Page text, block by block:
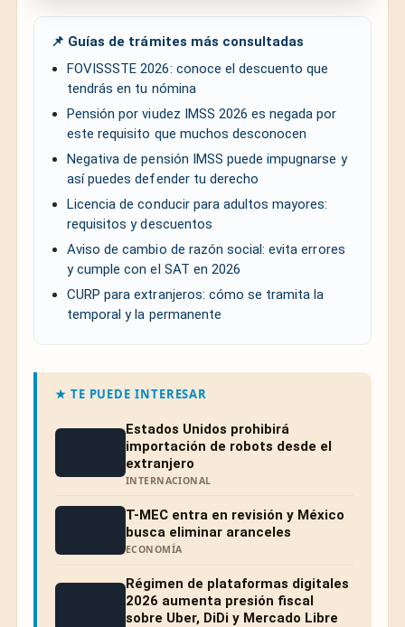
📌 Guías de trámites más consultadas
FOVISSSTE 2026: conoce el descuento que
tendrás en tu nómina
Pensión por viudez IMSS 2026 es negada por
este requisito que muchos desconocen
Negativa de pensión IMSS puede impugnarse y
así puedes defender tu derecho
Licencia de conducir para adultos mayores:
requisitos y descuentos
Aviso de cambio de razón social: evita errores
y cumple con el SAT en 2026
CURP para extranjeros: cómo se tramita la
temporal y la permanente
★ TE PUEDE INTERESAR
Estados Unidos prohibirá
importación de robots desde el
extranjero
INTERNACIONAL
T-MEC entra en revisión y México
busca eliminar aranceles
ECONOMÍA
Régimen de plataformas digitales
2026 aumenta presión fiscal
sobre Uber, DiDi y Mercado Libre